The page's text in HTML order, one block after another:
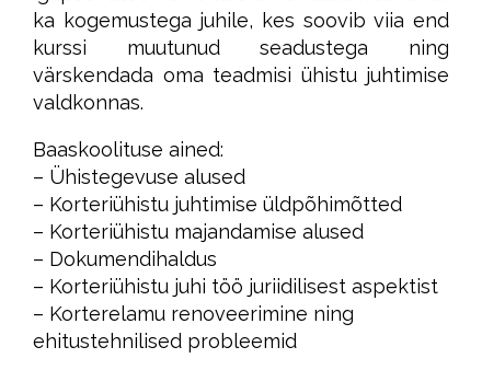
ka kogemustega juhile, kes soovib viia end
kurssi muutunud seadustega ning
värskendada oma teadmisi ühistu juhtimise
valdkonnas.
Baaskoolituse ained:
– Ühistegevuse alused
– Korteriühistu juhtimise üldpõhimõtted
– Korteriühistu majandamise alused
– Dokumendihaldus
– Korteriühistu juhi töö juriidilisest aspektist
– Korterelamu renoveerimine ning
ehitustehnilised probleemid